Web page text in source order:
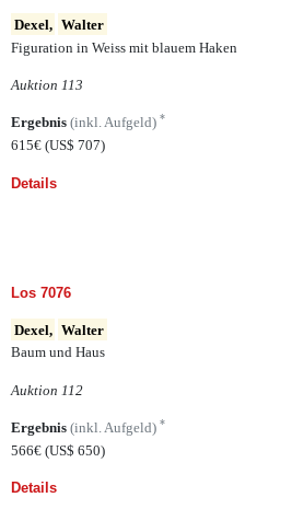
Dexel, Walter
Figuration in Weiss mit blauem Haken
Auktion 113
Ergebnis (inkl. Aufgeld) *
615€ (US$ 707)
Details
Los 7076
Dexel, Walter
Baum und Haus
Auktion 112
Ergebnis (inkl. Aufgeld) *
566€ (US$ 650)
Details